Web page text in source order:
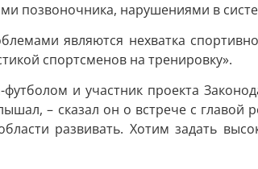
позвоночника, нарушениями в
являются нехватка
спортсменов на тренировку».
футболом и участник проекта
– сказал он о встрече с
развивать. Хотим задать